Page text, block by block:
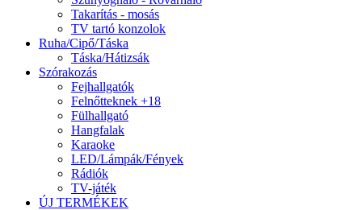
Takarítás - mosás
TV tartó konzolok
Ruha/Cipő/Táska
Táska/Hátizsák
Szórakozás
Fejhallgatók
Felnőtteknek +18
Fülhallgató
Hangfalak
Karaoke
LED/Lámpák/Fények
Rádiók
TV-játék
ÚJ TERMÉKEK